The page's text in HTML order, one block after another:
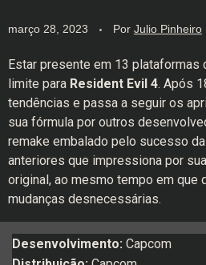
março 28, 2023 Por Julio Pinheiro
Estar presente em 13 plataformas
limite para Resident Evil 4. Após
tendências e passa a seguir os
sua fórmula por outros
remake embalado pelo sucesso
anteriores que impressiona por
original, ao mesmo tempo em que
mudanças desnecessárias.
Desenvolvimento: Capcom